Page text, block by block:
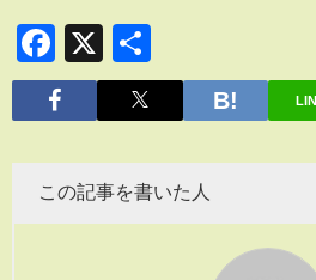
Facebook
X
有
この記事を書いた人